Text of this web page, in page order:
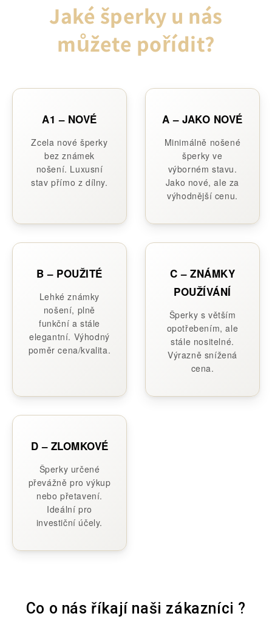
Jaké šperky u nás
můžete pořídit?
A1 – NOVÉ
Zcela nové šperky
bez známek
nošení. Luxusní
stav přímo z dílny.
A – JAKO NOVÉ
Minimálně nošené
šperky ve
výborném stavu.
Jako nové, ale za
výhodnější cenu.
B – POUŽITÉ
Lehké známky
nošení, plně
funkční a stále
elegantní. Výhodný
poměr cena/kvalita.
C – ZNÁMKY
POUŽÍVÁNÍ
Šperky s větším
opotřebením, ale
stále nositelné.
Výrazně snížená
cena.
D – ZLOMKOVÉ
Šperky určené
převážně pro výkup
nebo přetavení.
Ideální pro
investiční účely.
Co o nás říkají naši zákazníci ?